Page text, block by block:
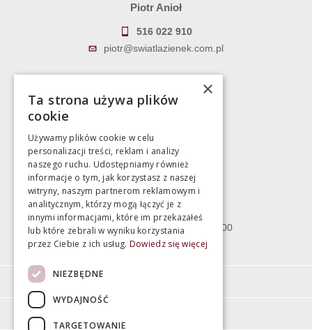
Piotr Anioł
516 022 910
piotr@swiatlazienek.com.pl
783 043 083
Magazyn
Bartycka 24/26 Hala 100
00-716 Warszawa
poniedziałek - piątek 10:00 - 18:00
sobota 10:00 - 15:00
×
Ta strona używa plików
cookie
Używamy plików cookie w celu
personalizacji treści, reklam i analizy
naszego ruchu. Udostępniamy również
informacje o tym, jak korzystasz z naszej
witryny, naszym partnerom reklamowym i
analitycznym, którzy mogą łączyć je z
innymi informacjami, które im przekazałeś
lub które zebrali w wyniku korzystania
przez Ciebie z ich usług. Dowiedz się więcej
NIEZBĘDNE
WYDAJNOŚĆ
TARGETOWANIE